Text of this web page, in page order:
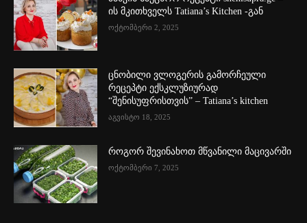
ის მკითხველს Tatiana’s Kitchen -გან
ოქტომბერი 2, 2025
ცნობილი ვლოგერის გამორჩეული
რეცეპტი ექსკლუზიურად
“შენისუფრისთვის” – Tatiana’s kitchen
აგვისტო 18, 2025
როგორ შევინახოთ მწვანილი მაცივარში
ოქტომბერი 7, 2025